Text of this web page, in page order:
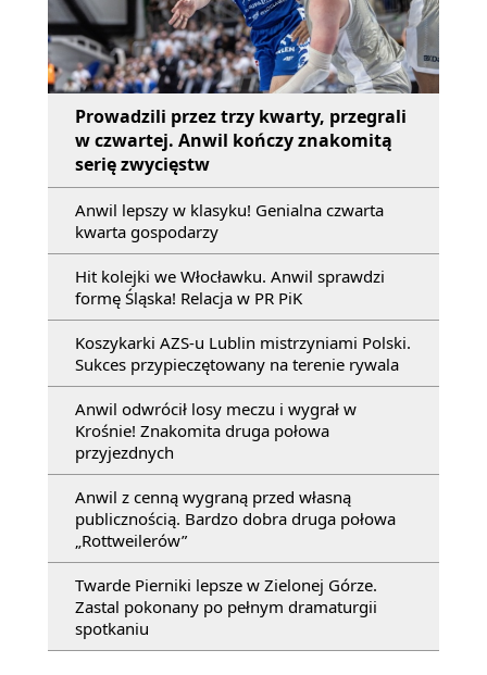
Prowadzili przez trzy kwarty, przegrali
w czwartej. Anwil kończy znakomitą
serię zwycięstw
Anwil lepszy w klasyku! Genialna czwarta
kwarta gospodarzy
Hit kolejki we Włocławku. Anwil sprawdzi
formę Śląska! Relacja w PR PiK
Koszykarki AZS-u Lublin mistrzyniami Polski.
Sukces przypieczętowany na terenie rywala
Anwil odwrócił losy meczu i wygrał w
Krośnie! Znakomita druga połowa
przyjezdnych
Anwil z cenną wygraną przed własną
publicznością. Bardzo dobra druga połowa
„Rottweilerów”
Twarde Pierniki lepsze w Zielonej Górze.
Zastal pokonany po pełnym dramaturgii
spotkaniu